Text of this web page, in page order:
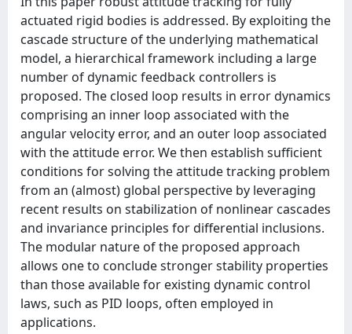
actuated rigid bodies is addressed. By exploiting the
cascade structure of the underlying mathematical
model, a hierarchical framework including a large
number of dynamic feedback controllers is
proposed. The closed loop results in error dynamics
comprising an inner loop associated with the
angular velocity error, and an outer loop associated
with the attitude error. We then establish sufficient
conditions for solving the attitude tracking problem
from an (almost) global perspective by leveraging
recent results on stabilization of nonlinear cascades
and invariance principles for differential inclusions.
The modular nature of the proposed approach
allows one to conclude stronger stability properties
than those available for existing dynamic control
laws, such as PID loops, often employed in
applications.